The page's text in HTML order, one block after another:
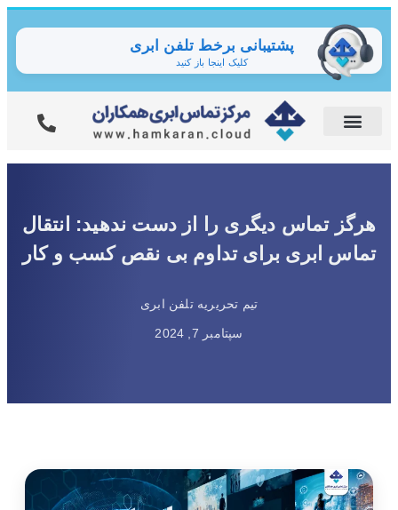
پشتیبانی برخط تلفن ابری
کلیک اینجا باز کنید
هرگز تماس دیگری را از دست ندهید: انتقال
تماس ابری برای تداوم بی نقص کسب و کار
تیم تحریریه تلفن ابری
سپتامبر 7, 2024